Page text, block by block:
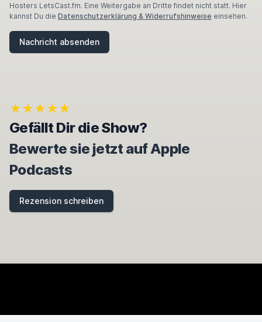
Hosters LetsCast.fm. Eine Weitergabe an Dritte findet nicht statt. Hier
kannst Du die Datenschutzerklärung & Widerrufshinweise einsehen.
Nachricht absenden
★★★★★
Gefällt Dir die Show?
Bewerte sie jetzt auf Apple
Podcasts
Rezension schreiben